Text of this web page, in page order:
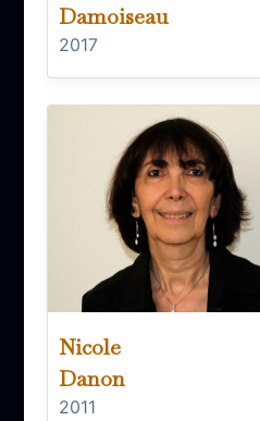
Damoiseau
2017
Nicole
Danon
2011